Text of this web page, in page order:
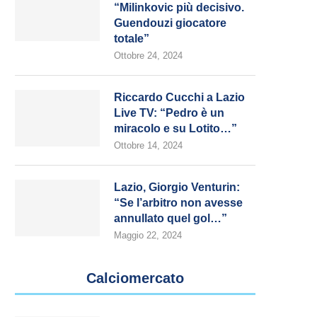
“Milinkovic più decisivo.
Guendouzi giocatore
totale”
Ottobre 24, 2024
Riccardo Cucchi a Lazio
Live TV: “Pedro è un
miracolo e su Lotito…”
Ottobre 14, 2024
Lazio, Giorgio Venturin:
“Se l’arbitro non avesse
annullato quel gol…”
Maggio 22, 2024
Calciomercato